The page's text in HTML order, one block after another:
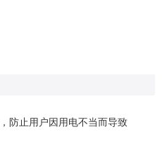
防止用户因用电不当而导致